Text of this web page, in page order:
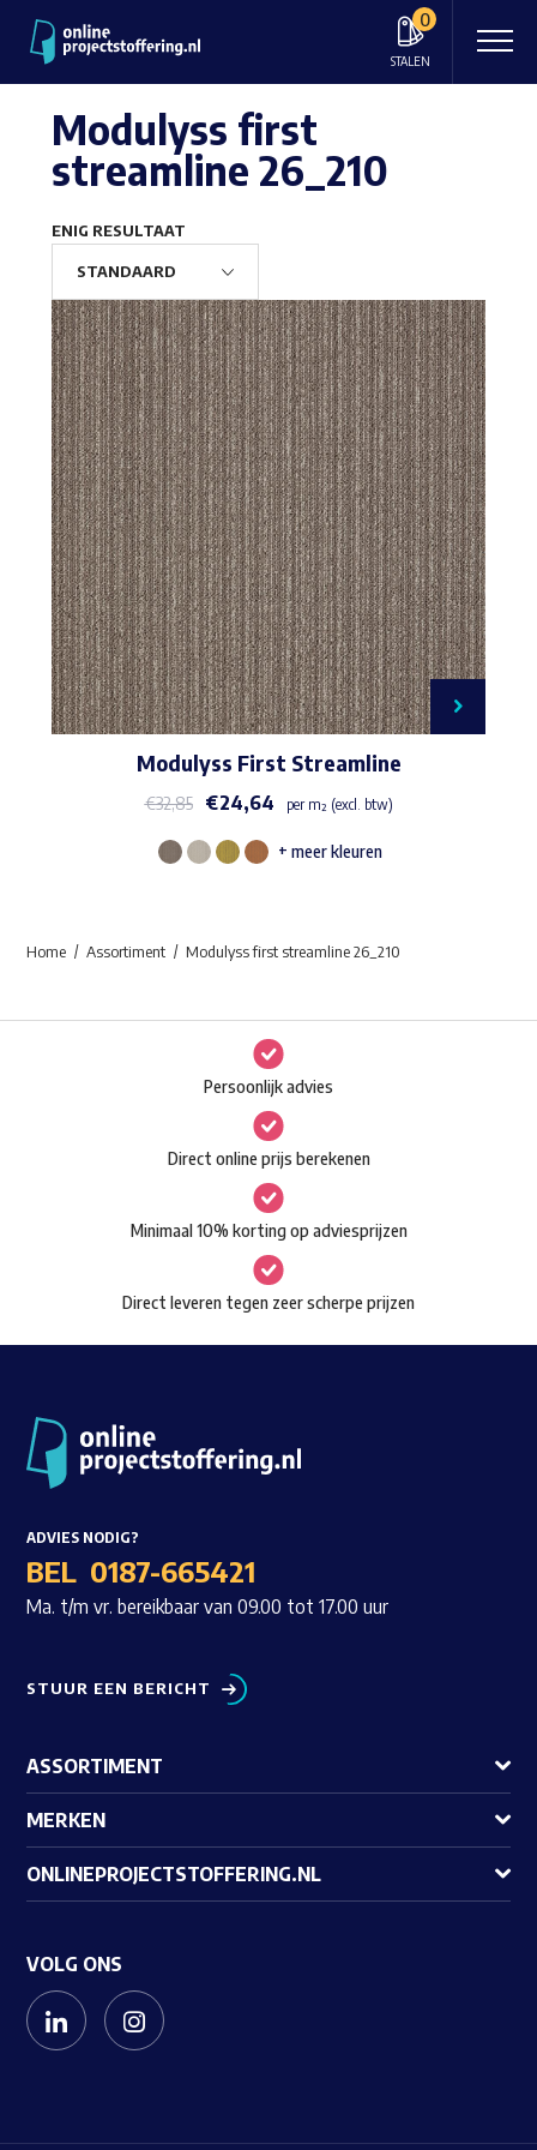
0
STALEN
Waar ben je naar op zoek?
Modulyss first
streamline 26_210
ENIG RESULTAAT
Modulyss First Streamline
€32,85 €24,64 per m² (excl. btw)
Dit
Deze
optie
kan
gekozen
worden
op
de
productpagina
+ meer kleuren
Home Assortiment Modulyss first streamline 26_210
Persoonlijk advies
Direct online prijs berekenen
Minimaal 10% korting op adviesprijzen
Direct leveren tegen zeer scherpe prijzen
ADVIES NODIG?
BEL 0187-665421
Ma. t/m vr. bereikbaar van 09.00 tot 17.00 uur
STUUR EEN BERICHT
ASSORTIMENT
MERKEN
ONLINEPROJECTSTOFFERING.NL
VOLG ONS